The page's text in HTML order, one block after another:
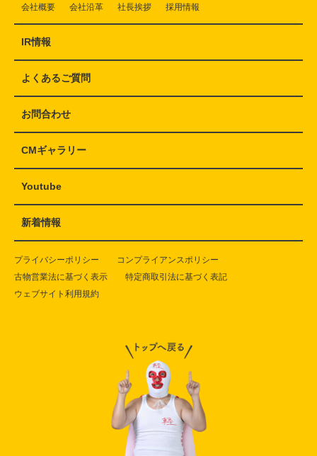
会社概要 会社沿革 社長挨拶 採用情報
IR情報
よくあるご質問
お問合わせ
CMギャラリー
Youtube
新着情報
プライバシーポリシー
コンプライアンスポリシー
古物営業法に基づく表示
特定商取引法に基づく表記
ウェブサイト利用規約